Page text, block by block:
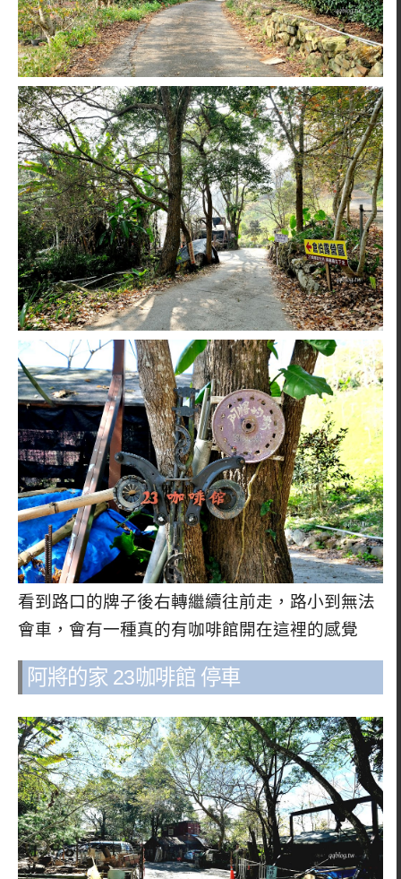
看到路口的牌子後右轉繼續往前走，路小到無法
會車，會有一種真的有咖啡館開在這裡的感覺
阿將的家 23咖啡館 停車